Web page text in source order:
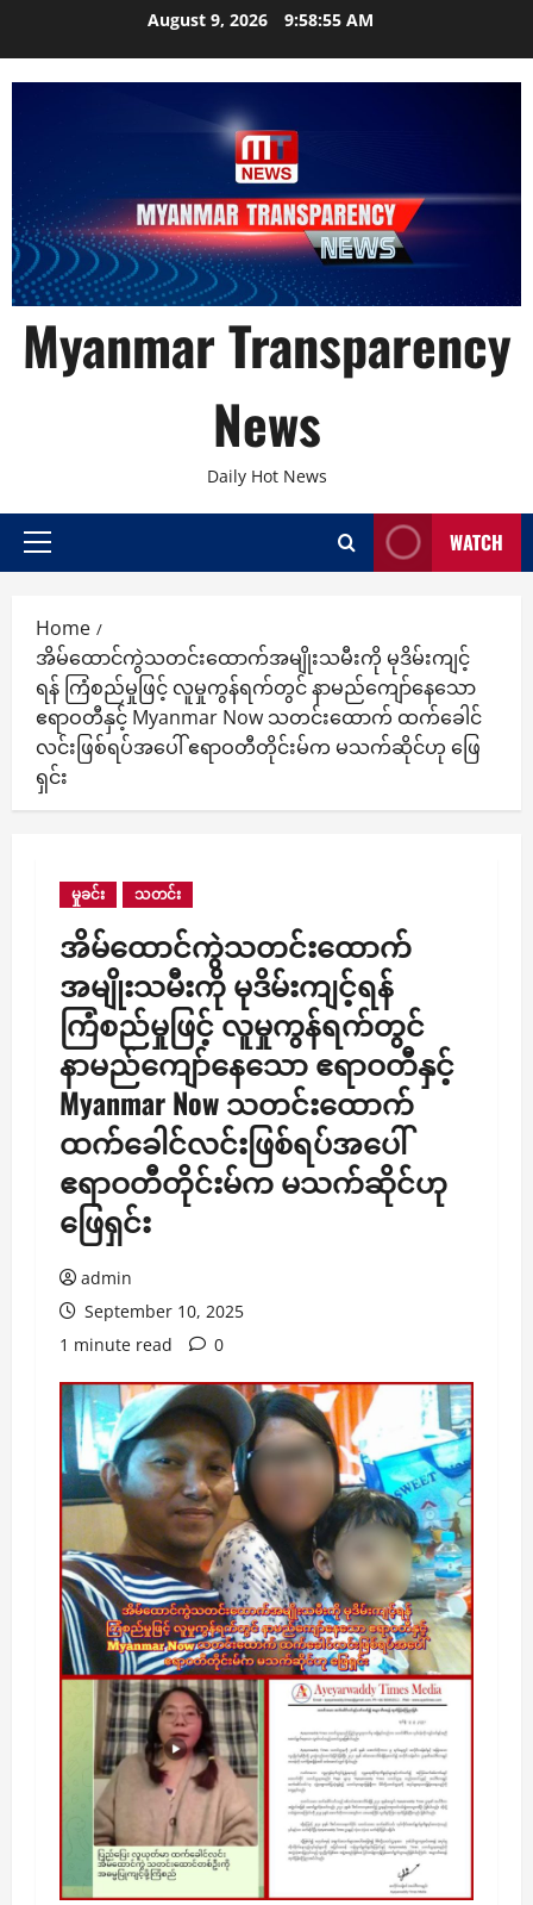
August 9, 2026 9:58:56 AM
Myanmar Transparency
News
Daily Hot News
Primary
WATCH
Home
အိမ်ထောင်ကွဲသတင်းထောက်အမျိုးသမီးကို မုဒိမ်းကျင့်
ရန် ကြံစည်မှုဖြင့် လူမှုကွန်ရက်တွင် နာမည်ကျော်နေသော
ဧရာဝတီနှင့် Myanmar Now သတင်းထောက် ထက်ခေါင်
လင်းဖြစ်ရပ်အပေါ် ဧရာဝတီတိုင်းမ်က မသက်ဆိုင်ဟု ‌ဖြေ
ရှင်း
မှုခင်း သတင်း
အိမ်ထောင်ကွဲသတင်းထောက်
အမျိုးသမီးကို မုဒိမ်းကျင့်ရန်
ကြံစည်မှုဖြင့် လူမှုကွန်ရက်တွင်
နာမည်ကျော်နေသော ဧရာဝတီနှင့်
Myanmar Now သတင်းထောက်
ထက်ခေါင်လင်းဖြစ်ရပ်အပေါ်
ဧရာဝတီတိုင်းမ်က မသက်ဆိုင်ဟု
‌ဖြေရှင်း
admin
September 10, 2025
1 minute read
0